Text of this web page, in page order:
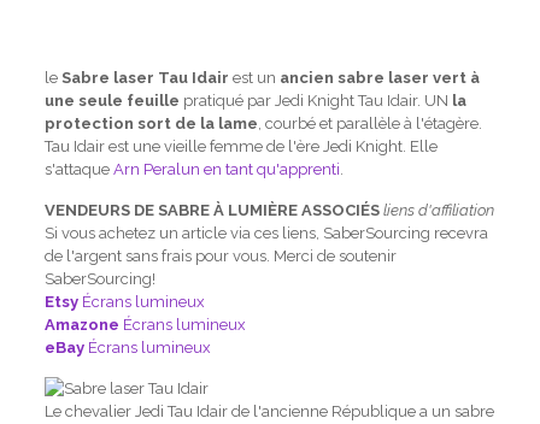
le Sabre laser Tau Idair est un ancien sabre laser vert à
une seule feuille pratiqué par Jedi Knight Tau Idair. UN la
protection sort de la lame, courbé et parallèle à l'étagère.
Tau Idair est une vieille femme de l'ère Jedi Knight. Elle
s'attaque Arn Peralun en tant qu'apprenti.
VENDEURS DE SABRE À LUMIÈRE ASSOCIÉS liens d'affiliation
Si vous achetez un article via ces liens, SaberSourcing recevra
de l'argent sans frais pour vous. Merci de soutenir
SaberSourcing!
EtsyÉcrans lumineux
Amazone Écrans lumineux
eBayÉcrans lumineux
Le chevalier Jedi Tau Idair de l'ancienne République a un sabre